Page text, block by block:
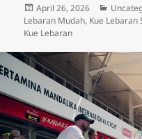
Diposkan
pada
April 26, 2026
Lebaran Mudah, Kue Lebaran
Kue Lebaran